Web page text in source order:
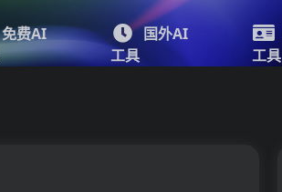
免费AI
国外AI
工具
工具